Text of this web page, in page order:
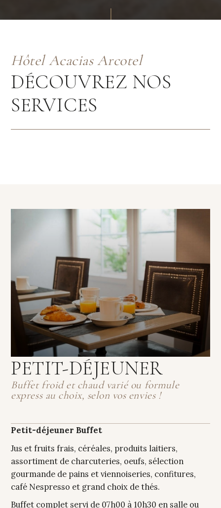
Hôtel Acacias Arcotel
DÉCOUVREZ NOS
SERVICES
PETIT-DÉJEUNER
Buffet froid et chaud varié ou formule
express au choix, selon vos envies !
Petit-déjeuner Buffet
Jus et fruits frais, céréales, produits laitiers,
assortiment de charcuteries, oeufs, sélection
gourmande de pains et viennoiseries, confitures,
café Nespresso et grand choix de thés.
Buffet complet servi de 07h00 à 10h30 en salle ou